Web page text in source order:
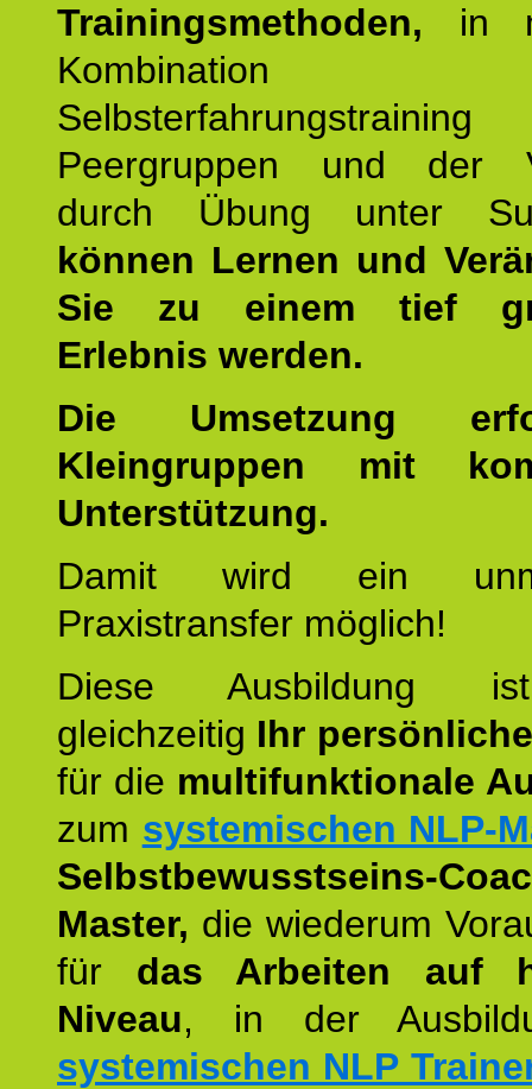
Trainingsmethoden, in
Peergruppen und der
durch Übung unter
können Lernen und
Sie zu einem tief
Erlebnis werden.
Die Umsetzung
Kleingruppen mit
Unterstützung.
Damit wird ein
Praxistransfer möglich!
Diese Ausbildung
gleichzeitig Ihr
für die multifunktionale
zum systemischen NLP-
Selbstbewusstseins-
Master, die wiederum
für das Arbeiten auf
Niveau, in der
systemischen NLP